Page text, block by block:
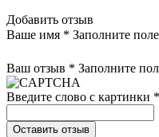
Добавить отзыв
Ваше имя * Заполните поле
Ваш отзыв * Заполните
Введите слово с картинки *
Оставить отзыв